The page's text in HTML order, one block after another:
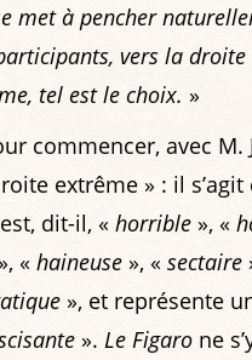
met à pencher
vers la
tel est le choix. »
commencer, avec M.
extrême » : il s’agit
dit-il, « horrible », «
», « haineuse », « sectaire
», et représente
». Le Figaro ne